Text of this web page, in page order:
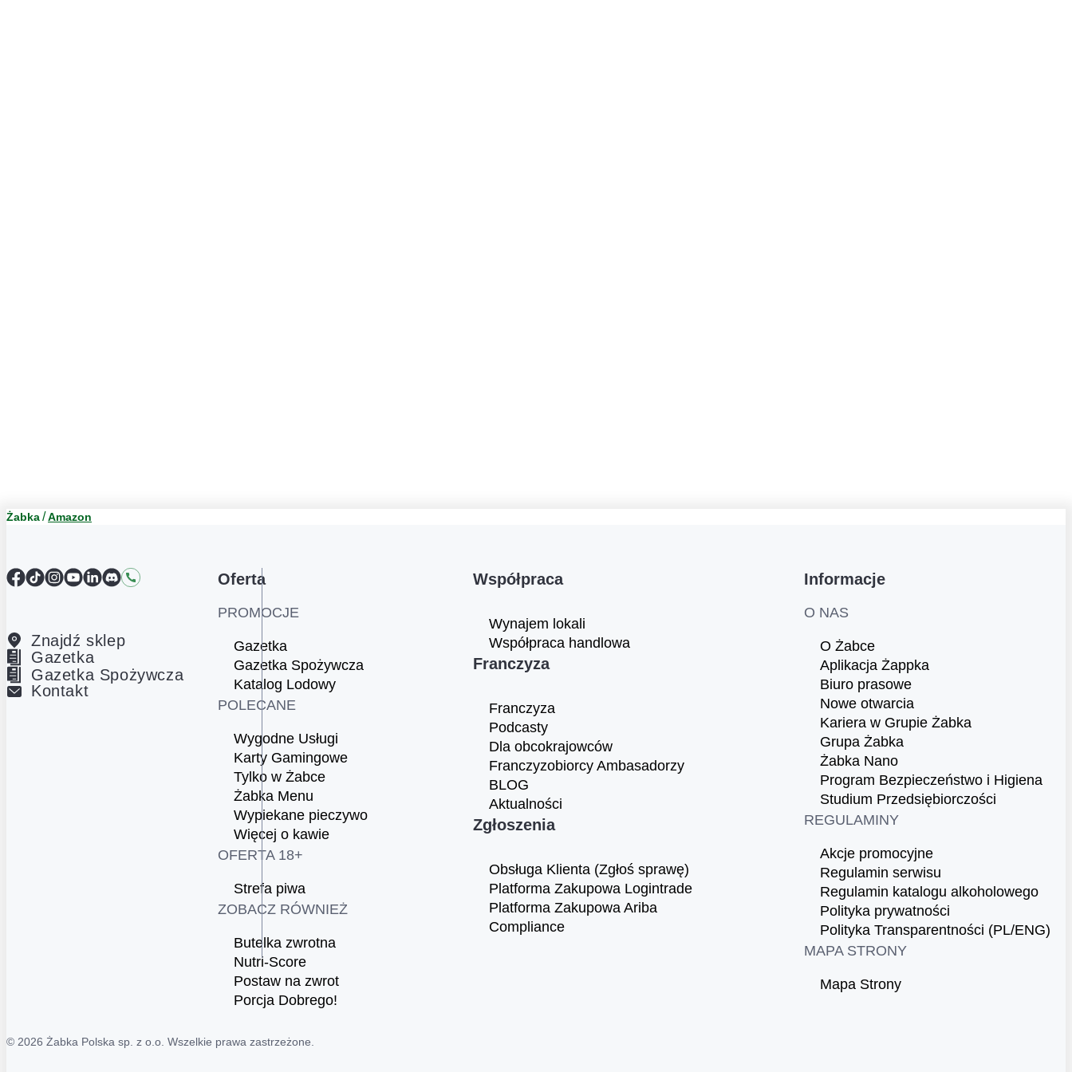
Żabka Amazon
Facebook
TikTokInstagram
YouTube
LinkedIn
DiscordKontakt
Znajdź sklep
Gazetka
Gazetka Spożywcza
Kontakt
Oferta
PROMOCJE
Gazetka
Gazetka Spożywcza
Katalog Lodowy
POLECANE
Wygodne Usługi
Karty Gamingowe
Tylko w Żabce
Żabka Menu
Wypiekane pieczywo
Więcej o kawie
OFERTA 18+
Strefa piwa
ZOBACZ RÓWNIEŻ
Butelka zwrotna
Nutri-Score
Postaw na zwrot
Porcja Dobrego!
Współpraca
Wynajem lokali
Współpraca handlowa
Franczyza
Franczyza
Podcasty
Dla obcokrajowców
Franczyzobiorcy Ambasadorzy
BLOG
Aktualności
Zgłoszenia
Obsługa Klienta (Zgłoś sprawę)
Platforma Zakupowa Logintrade
Platforma Zakupowa Ariba
Compliance
Informacje
O NAS
O Żabce
Aplikacja Żappka
Biuro prasowe
Nowe otwarcia
Kariera w Grupie Żabka
Grupa Żabka
Żabka Nano
Program Bezpieczeństwo i Higiena
Studium Przedsiębiorczości
REGULAMINY
Akcje promocyjne
Regulamin serwisu
Regulamin katalogu alkoholowego
Polityka prywatności
Polityka Transparentności (PL/ENG)
MAPA STRONY
Mapa Strony
© 2026 Żabka Polska sp. z o.o. Wszelkie prawa zastrzeżone.